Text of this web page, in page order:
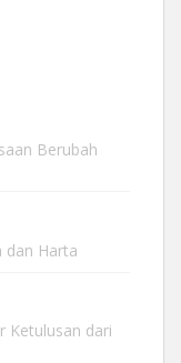
Berubah
dan Harta
Ketulusan dari